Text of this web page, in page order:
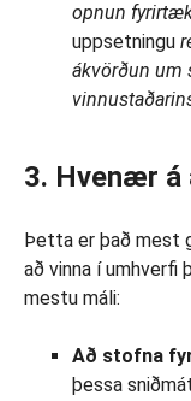
opnun
uppsetningu
ákvörðun um
3. Hvenær á
Þetta er það mest
að vinna í umhverfi
mestu máli:
Að stofna
þessa